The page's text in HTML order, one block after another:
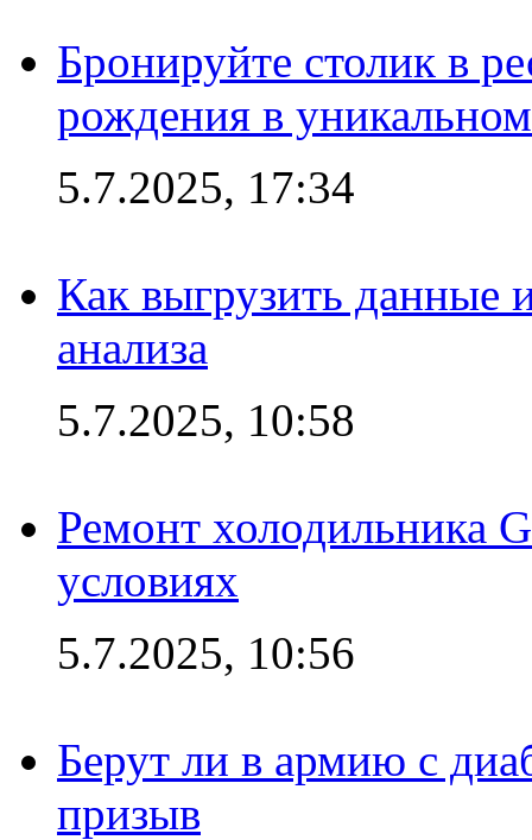
Бронируйте столик в
рождения в
5.7.2025, 17:34
Как выгрузить данные
анализа
5.7.2025, 10:58
Ремонт холодильника
условиях
5.7.2025, 10:56
Берут ли в армию с
призыв